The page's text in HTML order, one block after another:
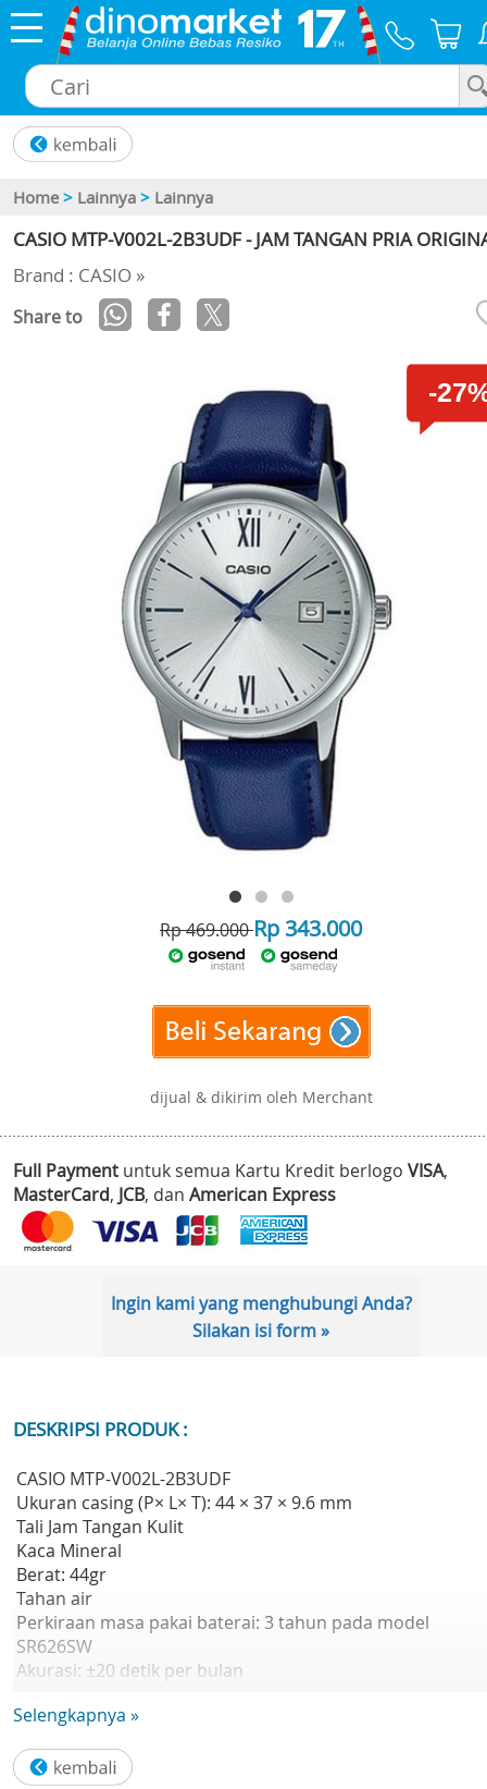
Home > Lainnya > Lainnya
CASIO MTP-V002L-2B3UDF - JAM TANGAN PRIA
Brand : CASIO »
Share to
-
Rp 469.000Rp 343.000
dijual & dikirim oleh Merchant
Full Payment untuk semua Kartu Kredit berlogo VISA,
MasterCard, JCB, dan American Express
Ingin kami yang menghubungi Anda?
Silakan isi form »
DESKRIPSI PRODUK :
CASIO MTP-V002L-2B3UDF
Ukuran casing (P× L× T): 44 × 37 × 9.6 mm
Tali Jam Tangan Kulit
Kaca Mineral
Berat: 44gr
Tahan air
Perkiraan masa pakai baterai: 3 tahun pada model
SR626SW
Akurasi: ±20 detik per bulan
Tampilan tanggal
Selengkapnya »